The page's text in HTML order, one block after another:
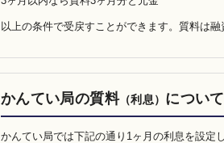
以上の条件で受戻すことができます。質料は
かんてい局の質料（利息） について
かんてい局では下記の通り1ヶ月の利息を設定